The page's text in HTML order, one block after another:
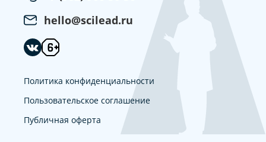
hello@scilead.ru
Политика конфиденциальности
Пользовательское соглашение
Публичная оферта